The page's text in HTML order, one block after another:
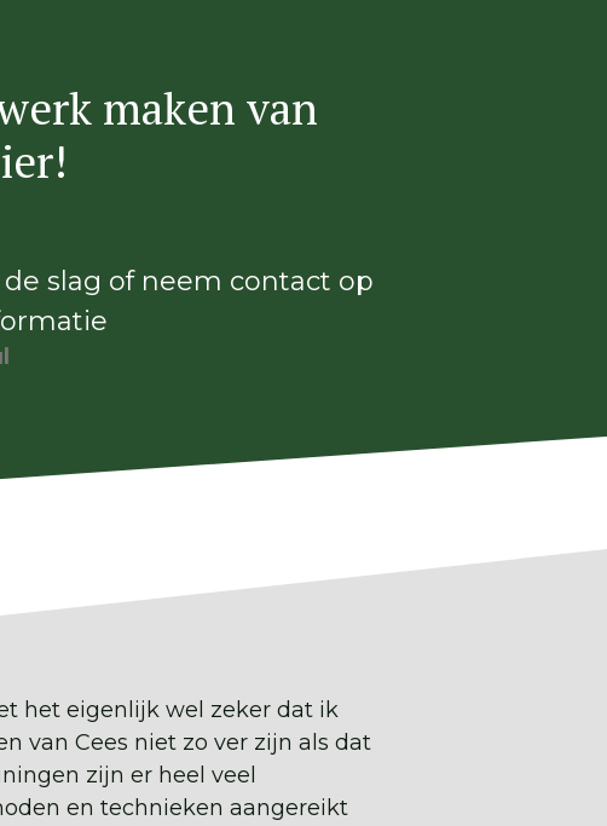
maken van
slag of neem contact op
het eigenlijk wel zeker dat ik
van Cees niet zo ver zijn als dat
zijn er heel veel
en technieken aangereikt